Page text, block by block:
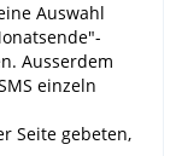
Auswahl
Ausserdem
einzeln
Seite gebeten,